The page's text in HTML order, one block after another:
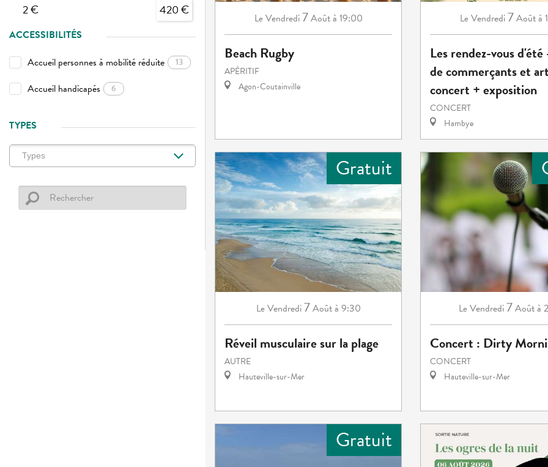
2 € 420 €
ACCESSIBILITÉS
Accueil personnes à mobilité réduite
13
Accueil handicapés 6
TYPES
Le Vendredi7Aoûtà 19:00
Beach Rugby
APÉRITIF
Agon-Coutainville
LeVendredi7Aoûtà
Les rendez-vous
de commerçants et
concert + exposition
CONCERT
Hambye
Gratuit
Le Vendredi7Aoûtà 9:30
Réveil musculaire sur la plage
AUTRE
Hauteville-sur-Mer
Le Vendredi7Aoûtà
Concert : Dirty
CONCERT
Hauteville-sur-Mer
Gratuit